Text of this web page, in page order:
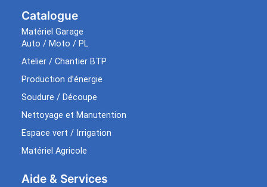
Catalogue
Matériel Garage
Auto / Moto / PL
Atelier / Chantier BTP
Production d’énergie
Soudure / Découpe
Nettoyage et Manutention
Espace vert / Irrigation
Matériel Agricole
Aide & Services​